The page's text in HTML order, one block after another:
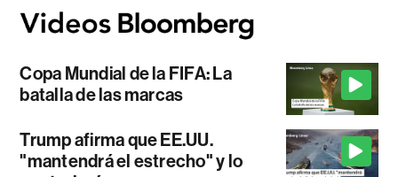
Copa Mundial de la FIFA: La
batalla de las marcas
Trump afirma que EE.UU.
"mantendrá el estrecho" y lo